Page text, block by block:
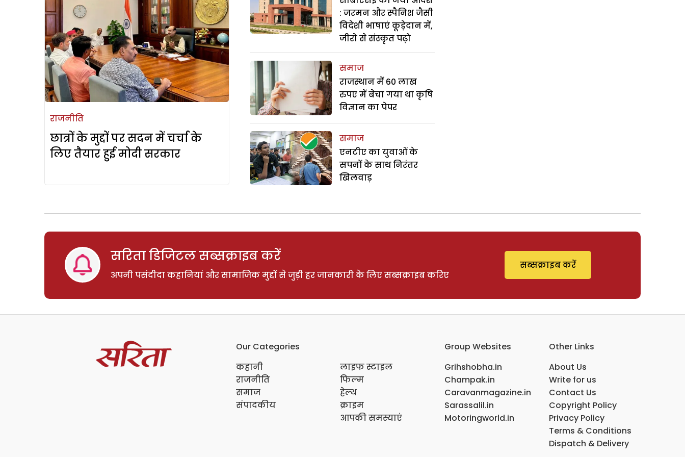
राजनीति
छात्रों के मुद्दों पर सदन में चर्चा के
लिए तैयार हुई मोदी सरकार
: जरमन और स्पैनिश जैसी
विदेशी भाषाएं कूड़ेदान में,
जीरो से संस्कृत पढ़ो
समाज
राजस्थान में 60 लाख
रुपए में बेचा गया था कृषि
विज्ञान का पेपर
समाज
एनटीए का युवाओं के
सपनों के साथ निरंतर
खिलवाड़
सरिता डिजिटल सब्सक्राइब करें
अपनी पसंदीदा कहानियां और सामाजिक मुद्दों से जुड़ी हर जानकारी के लिए सब्सक्राइब करिए
सब्सक्राइब करें
Our Categories
कहानी
राजनीति
समाज
संपादकीय
लाइफ स्टाइल
फिल्म
हेल्थ
क्राइम
आपकी समस्याएं
Group Websites
Grihshobha.in
Champak.in
Caravanmagazine.in
Sarassalil.in
Motoringworld.in
Other Links
About Us
Write for us
Contact Us
Copyright Policy
Privacy Policy
Terms & Conditions
Dispatch & Delivery